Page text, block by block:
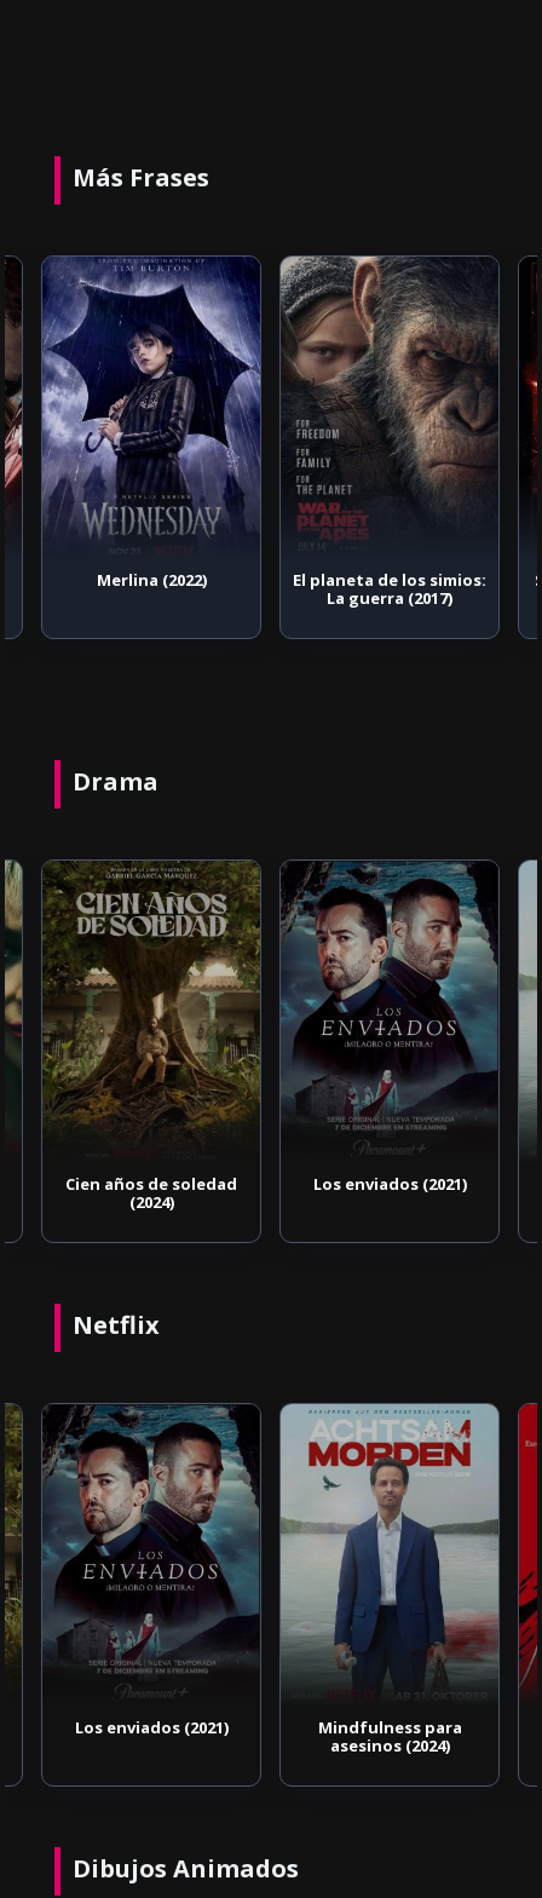
Más Frases
Merlina (2022)
El planeta de los simios:
La guerra (2017)
Drama
Cien años de soledad
(2024)
Los enviados (2021)
Netflix
Los enviados (2021)
Mindfulness para
asesinos (2024)
Dibujos Animados